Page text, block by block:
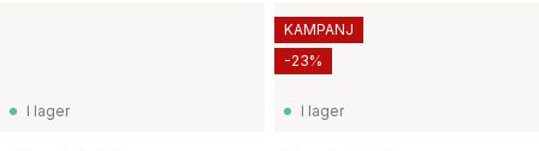
I lager I lager
KAMPANJ
-23%